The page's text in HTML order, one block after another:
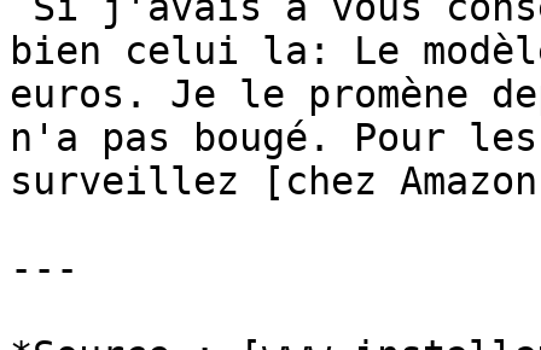
bien celui la: Le
euros. Je le promène
n'a pas bougé. Pour
surveillez [chez
---